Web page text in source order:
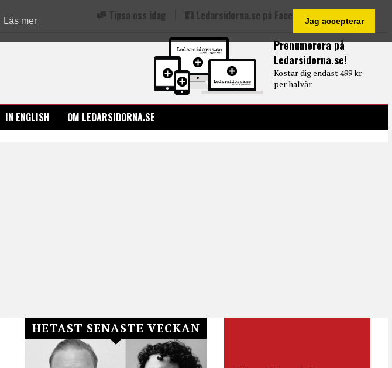
Läs mer Jag accepterar
Prenumerera på
Ledarsidorna.se!
Kostar dig endast 499 kr
per halvår.
Tipsa oss idag Ledarsidorna.se på Facebook
IN ENGLISH OM LEDARSIDORNA.SE
HETAST SENASTE VECKAN